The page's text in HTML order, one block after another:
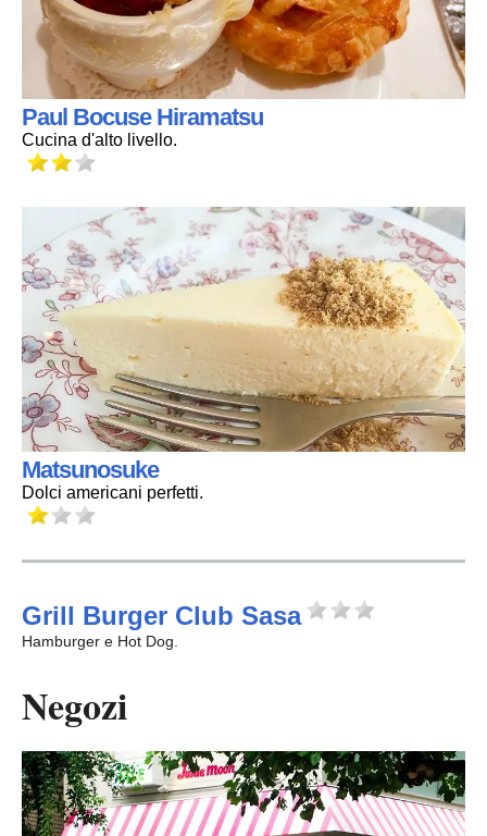
Paul Bocuse Hiramatsu
Cucina d'alto livello.
Matsunosuke
Dolci americani perfetti.
Grill Burger Club Sasa
Hamburger e Hot Dog.
Negozi